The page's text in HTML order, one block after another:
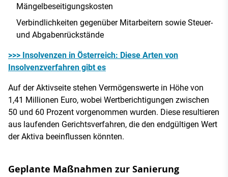
Mängelbeseitigungskosten
Verbindlichkeiten gegenüber Mitarbeitern sowie Steuer-
und Abgabenrückstände
>>> Insolvenzen in Österreich: Diese Arten von
Insolvenzverfahren gibt es
Auf der Aktivseite stehen Vermögenswerte in Höhe von
1,41 Millionen Euro, wobei Wertberichtigungen zwischen
50 und 60 Prozent vorgenommen wurden. Diese resultieren
aus laufenden Gerichtsverfahren, die den endgültigen Wert
der Aktiva beeinflussen könnten.
Geplante Maßnahmen zur Sanierung